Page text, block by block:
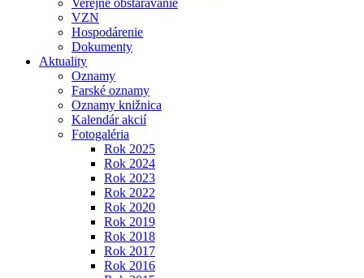
Verejné obstarávanie
VZN
Hospodárenie
Dokumenty
Aktuality
Oznamy
Farské oznamy
Oznamy knižnica
Kalendár akcií
Fotogaléria
Rok 2025
Rok 2024
Rok 2023
Rok 2022
Rok 2020
Rok 2019
Rok 2018
Rok 2017
Rok 2016